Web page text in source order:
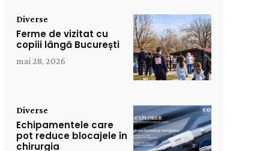
Diverse
Ferme de vizitat cu
copiii lângă București
mai 28, 2026
Diverse
Echipamentele care
pot reduce blocajele în
chirurgia